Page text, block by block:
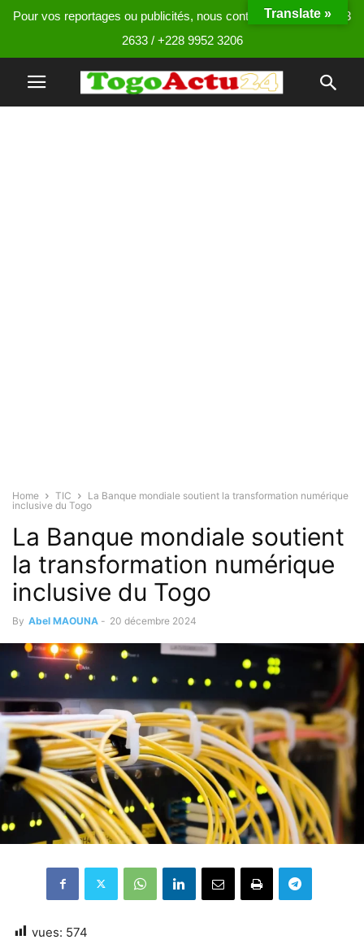
Pour vos reportages ou publicités, nous contacter au +228 9013
2633 / +228 9952 3206
Home TIC
La Banque mondiale soutient la transformation numérique
inclusive du Togo
La Banque mondiale soutient
la transformation numérique
inclusive du Togo
By Abel MAOUNA - 20 décembre 2024
vues: 574
Translate »